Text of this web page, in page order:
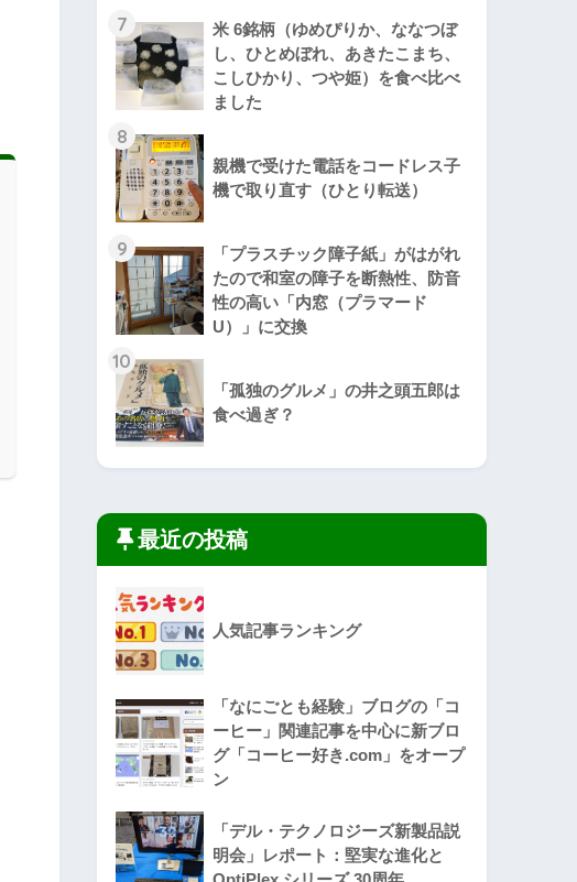
7
米 6銘柄（ゆめぴりか、ななつぼ
し、ひとめぼれ、あきたこまち、
こしひかり、つや姫）を食べ比べ
ました
8
親機で受けた電話をコードレス子
機で取り直す（ひとり転送）
9
「プラスチック障子紙」がはがれ
たので和室の障子を断熱性、防音
性の高い「内窓（プラマード
U）」に交換
10
「孤独のグルメ」の井之頭五郎は
食べ過ぎ？
最近の投稿
人気記事ランキング
「なにごとも経験」ブログの「コ
ーヒー」関連記事を中心に新ブロ
グ「コーヒー好き.com」をオープ
ン
「デル・テクノロジーズ新製品説
明会」レポート：堅実な進化と